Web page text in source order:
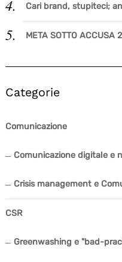
Cari brand, stupiteci;
META SOTTO ACCUSA
Categorie
Comunicazione
Comunicazione digitale e
Crisis management e
CSR
Greenwashing e "bad-
Search